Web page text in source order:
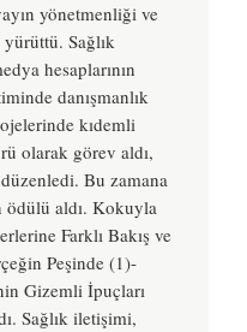
yönetmenliği ve
Sağlık
hesaplarının
danışmanlık
kıdemli
olarak görev aldı,
Bu zamana
ödülü aldı. Kokuyla
Farklı Bakış ve
Peşinde (1)-
Gizemli İpuçları
Sağlık iletişimi,